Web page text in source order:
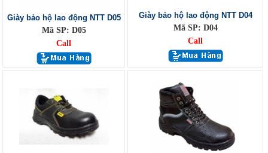
Giày bảo hộ lao động NTT D05
Mã SP: D05
Call
Giày bảo hộ lao động NTT D04
Mã SP: D04
Call